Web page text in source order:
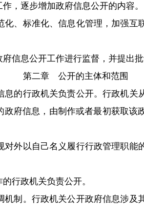
，逐步增加政府信息公开的内容。
、标准化、信息化管理，加强互
信息公开工作进行监督，并提出批
第二章 公开的主体和范围
的行政机关负责公开。行政机关
府信息，由制作或者最初获取
外以自己名义履行行政管理职
行政机关负责公开。
制。行政机关公开政府信息涉及